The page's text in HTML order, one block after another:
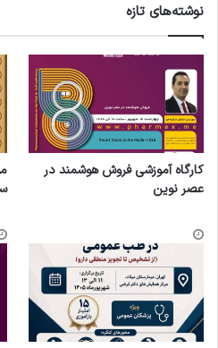
نوشته‌های تازه
کارگاه آموزشی فروش هوشمند در
عصر نوین